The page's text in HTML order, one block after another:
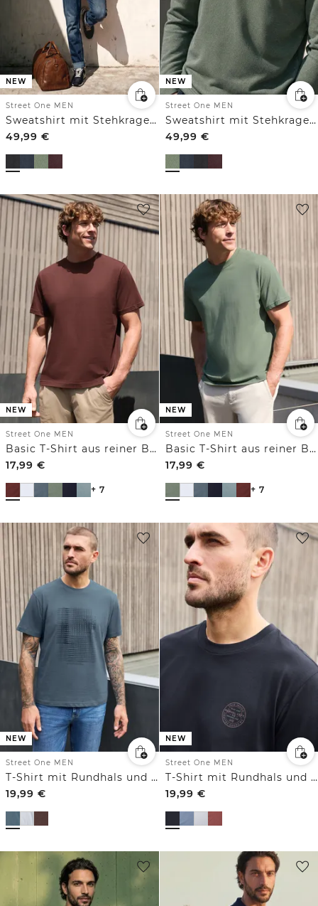
NEW
Street One MEN
Sweatshirt mit Stehkragen und Zipper
49,99 €
NEW
Street One MEN
Sweatshirt mit Stehkragen und Zipper
49,99 €
NEW
Street One MEN
Basic T-Shirt aus reiner Baumwolle
17,99 €
+ 7
NEW
Street One MEN
Basic T-Shirt aus reiner Baumwolle
17,99 €
+ 7
NEW
Street One MEN
T-Shirt mit Rundhals und Print
19,99 €
NEW
Street One MEN
T-Shirt mit Rundhals und Chestprint
19,99 €